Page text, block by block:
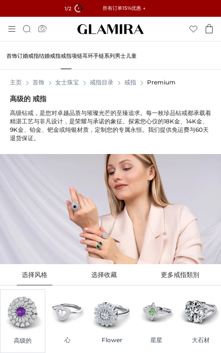
1/2 所有订单15%优惠 →
✓ 60天退货 ✓ 免费调整尺寸
到
内
搜
首饰订婚戒指结婚戒指戒指项链耳环手链系列男士儿童
主页 首饰 女士珠宝 戒指目录 戒指 Premium
高级的 戒指
高级钻戒，是您对卓越品质与璀璨光芒的至臻追求。每一枚珍品钻戒都承载着
精湛工艺与非凡设计，是荣耀与承诺的象征。探索您心仪的18K金、14K金、
9K金、铂金、钯金或纯银材质，定制您的专属永恒。我们提供免运费与60天
退货保证。
选择风格 选择收藏 更多戒指類別
高级的 心 Flower 星星 大石材